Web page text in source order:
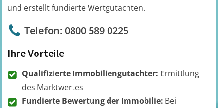
und erstellt fundierte Wertgutachten.
Telefon: 0800 589 0225
Ihre Vorteile
Qualifizierte Immobiliengutachter: Ermittlung
des Marktwertes
Fundierte Bewertung der Immobilie: Bei